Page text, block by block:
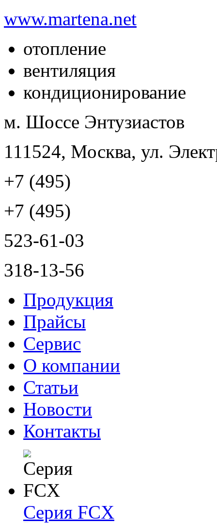
www.martena.net
отопление
вентиляция
кондиционирование
м. Шоссе Энтузиастов
111524, Москва, ул.
+7 (495)
+7 (495)
523-61-03
318-13-56
Продукция
Прайсы
Сервис
О компании
Статьи
Новости
Контакты
Серия FCX